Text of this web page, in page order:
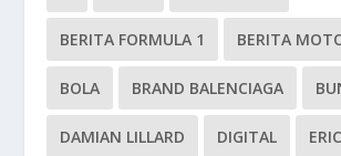
BERITA FORMULA 1 BERITA
BOLA BRAND BALENCIAGA
DAMIAN LILLARD DIGITAL